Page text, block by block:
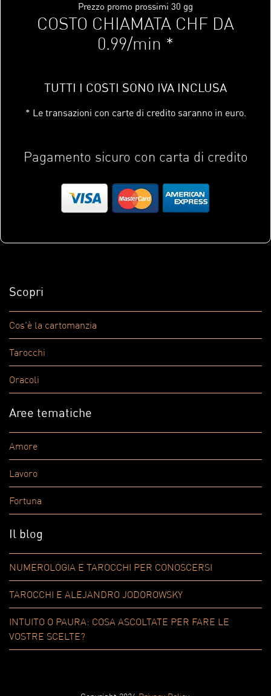
Prezzo promo prossimi 30 gg
COSTO CHIAMATA CHF DA
0.99/min *
TUTTI I COSTI SONO IVA INCLUSA
* Le transazioni con carte di credito saranno in euro.
Pagamento sicuro con carta di credito
Scopri
Cos'è la cartomanzia
Tarocchi
Oracoli
Aree tematiche
Amore
Lavoro
Fortuna
Il blog
NUMEROLOGIA E TAROCCHI PER CONOSCERSI
TAROCCHI E ALEJANDRO JODOROWSKY
INTUITO O PAURA: COSA ASCOLTATE PER FARE LE
VOSTRE SCELTE?